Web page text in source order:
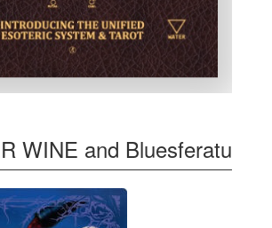
WINE and Bluesferatu